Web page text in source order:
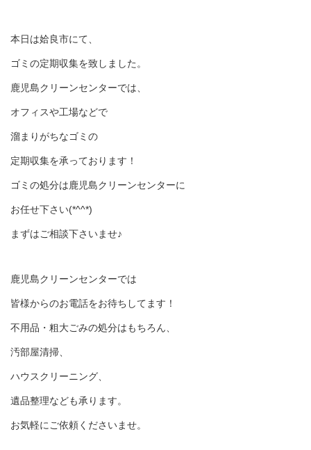
本日は姶良市にて、
ゴミの定期収集を致しました。
鹿児島クリーンセンターでは、
オフィスや工場などで
溜まりがちなゴミの
定期収集を承っております！
ゴミの処分は鹿児島クリーンセンターに
お任せ下さい(*^^*)
まずはご相談下さいませ♪
鹿児島クリーンセンターでは
皆様からのお電話をお待ちしてます！
不用品・粗大ごみの処分はもちろん、
汚部屋清掃、
ハウスクリーニング、
遺品整理なども承ります。
お気軽にご依頼くださいませ。